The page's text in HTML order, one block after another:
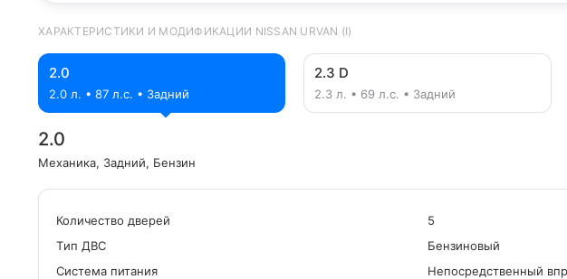
ХАРАКТЕРИСТИКИ И МОДИФИКАЦИИ NISSAN URVAN (I)
2.0
2.0 л. • 87 л.с. • Задний
2.3 D
2.3 л. • 69 л.с. • Задний
2.0
Механика, Задний, Бензин
Количество дверей
5
Tип ДВС
Бензиновый
Система питания
Непосредственный